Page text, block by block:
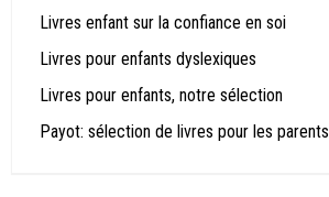
Livres enfant sur la confiance en soi
Livres pour enfants dyslexiques
Livres pour enfants, notre sélection
Payot: sélection de livres pour les parents